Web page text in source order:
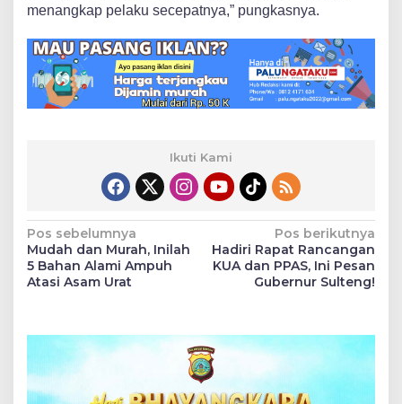
menangkap pelaku secepatnya,” pungkasnya.
Ikuti Kami
Navigasi
pos
Pos sebelumnya
Mudah dan Murah, Inilah
5 Bahan Alami Ampuh
Atasi Asam Urat
Pos berikutnya
Hadiri Rapat Rancangan
KUA dan PPAS, Ini Pesan
Gubernur Sulteng!